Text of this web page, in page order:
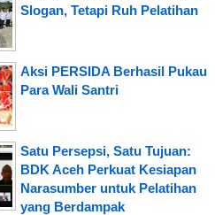
Slogan, Tetapi Ruh Pelatihan
Aksi PERSIDA Berhasil Pukau
Para Wali Santri
Satu Persepsi, Satu Tujuan:
BDK Aceh Perkuat Kesiapan
Narasumber untuk Pelatihan
yang Berdampak